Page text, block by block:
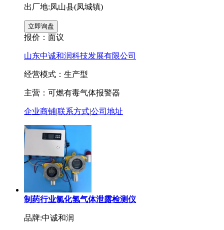
出厂地:凤山县(凤城镇)
报价： 面议
山东中诚和润科技发展有限公司
经营模式：生产型
主营：可燃有毒气体报警器
企业商铺|联系方式|公司地址
制药行业氯化氢气体泄露检测仪
品牌:中诚和润